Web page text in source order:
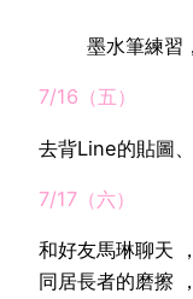
墨水筆練習
7/16（五）
去背Line的貼圖、
7/17（六）
和好友馬琳聊天
同居長者的磨擦